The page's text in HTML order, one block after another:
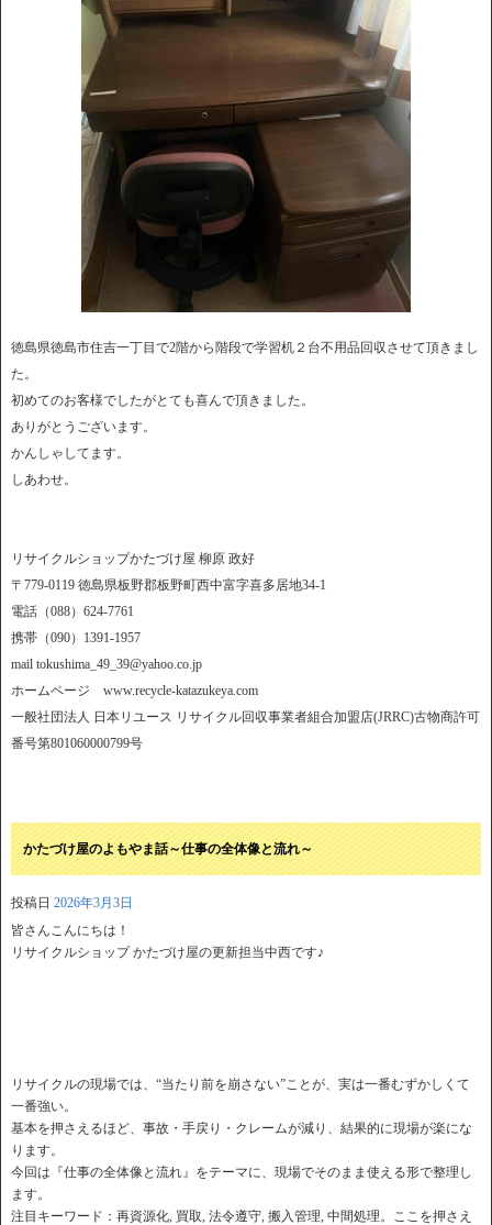
徳島県徳島市住吉一丁目で2階から階段で学習机２台不用品回収させて頂きまし
た。
初めてのお客様でしたがとても喜んで頂きました。
ありがとうございます。
かんしゃしてます。
しあわせ。
リサイクルショップかたづけ屋 柳原 政好
〒779-0119 徳島県板野郡板野町西中富字喜多居地34-1
電話（088）624-7761
携帯（090）1391-1957
mail tokushima_49_39@yahoo.co.jp
ホームページ www.recycle-katazukeya.com
一般社団法人 日本リユース リサイクル回収事業者組合加盟店(JRRC)古物商許可
番号第801060000799号
かたづけ屋のよもやま話～仕事の全体像と流れ～
投稿日 2026年3月3日
皆さんこんにちは！
リサイクルショップ かたづけ屋の更新担当中西です♪
リサイクルの現場では、“当たり前を崩さない”ことが、実は一番むずかしくて
一番強い。
基本を押さえるほど、事故・手戻り・クレームが減り、結果的に現場が楽にな
ります。
今回は『仕事の全体像と流れ』をテーマに、現場でそのまま使える形で整理し
ます。
注目キーワード：再資源化, 買取, 法令遵守, 搬入管理, 中間処理。ここを押さえ